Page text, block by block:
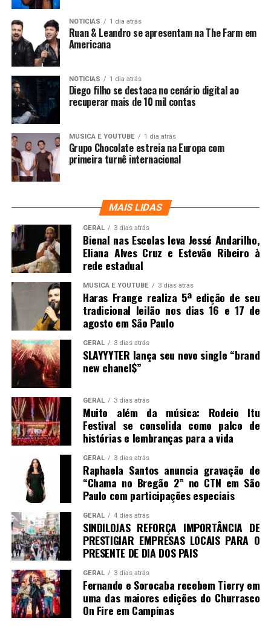
NOTICIAS 1 dia atrás
Ruan & Leandro se apresentam na The Farm em
Americana
NOTICIAS 1 dia atrás
Diego filho se destaca no cenário digital ao
recuperar mais de 10 mil contas
MUSICA E YOUTUBE 1 dia atrás
Grupo Chocolate estreia na Europa com
primeira turnê internacional
MAIS LIDAS
GERAL 3 dias atrás
Bienal nas Escolas leva Jessé Andarilho,
Eliana Alves Cruz e Estevão Ribeiro à
rede estadual
MUSICA E YOUTUBE 3 dias atrás
Haras Frange realiza 5ª edição de seu
tradicional leilão nos dias 16 e 17 de
agosto em São Paulo
GERAL 3 dias atrás
SLAYYYTER lança seu novo single “brand
new chanel$”
GERAL 3 dias atrás
Muito além da música: Rodeio Itu
Festival se consolida como palco de
histórias e lembranças para a vida
GERAL 3 dias atrás
Raphaela Santos anuncia gravação de
“Chama no Bregão 2” no CTN em São
Paulo com participações especiais
GERAL 4 dias atrás
SINDILOJAS REFORÇA IMPORTÂNCIA DE
PRESTIGIAR EMPRESAS LOCAIS PARA O
PRESENTE DE DIA DOS PAIS
GERAL 3 dias atrás
Fernando e Sorocaba recebem Tierry em
uma das maiores edições do Churrasco
On Fire em Campinas